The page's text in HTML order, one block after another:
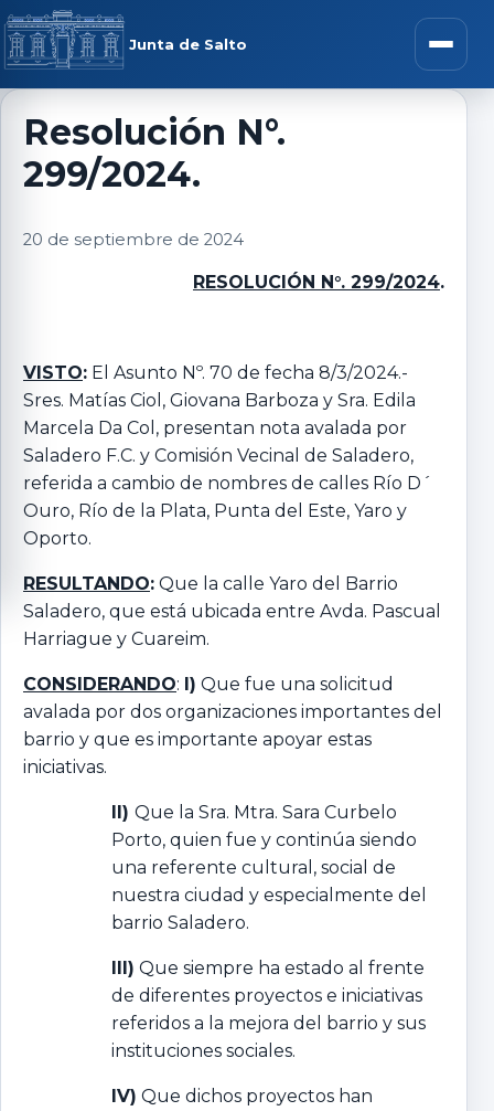
Saltar al contenido
Junta de Salto Abrir
menú
Resolución N°.
299/2024.
20 de septiembre de 2024
RESOLUCIÓN N°. 299/2024.
VISTO: El Asunto Nº. 70 de fecha 8/3/2024.-
Sres. Matías Ciol, Giovana Barboza y Sra. Edila
Marcela Da Col, presentan nota avalada por
Saladero F.C. y Comisión Vecinal de Saladero,
referida a cambio de nombres de calles Río D´
Ouro, Río de la Plata, Punta del Este, Yaro y
Oporto.
RESULTANDO: Que la calle Yaro del Barrio
Saladero, que está ubicada entre Avda. Pascual
Harriague y Cuareim.
CONSIDERANDO: I) Que fue una solicitud
avalada por dos organizaciones importantes del
barrio y que es importante apoyar estas
iniciativas.
II) Que la Sra. Mtra. Sara Curbelo
Porto, quien fue y continúa siendo
una referente cultural, social de
nuestra ciudad y especialmente del
barrio Saladero.
III) Que siempre ha estado al frente
de diferentes proyectos e iniciativas
referidos a la mejora del barrio y sus
instituciones sociales.
IV) Que dichos proyectos han